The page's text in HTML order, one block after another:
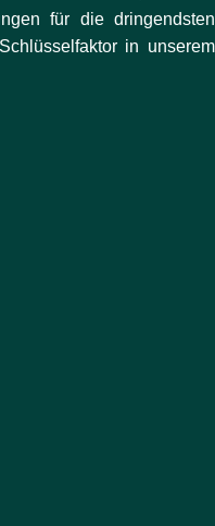
für die dringendsten
in unserem